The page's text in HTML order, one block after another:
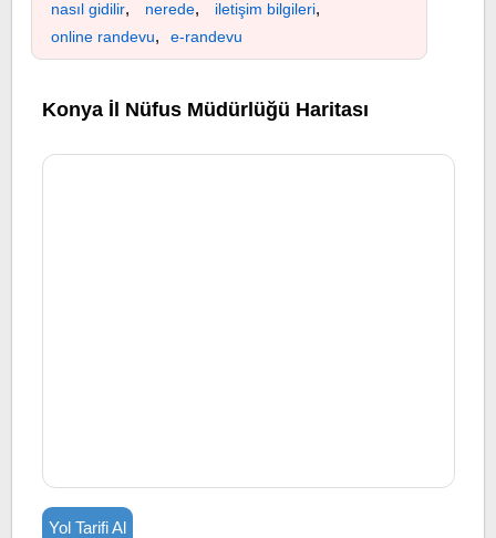
nasıl gidilir, nerede, iletişim bilgileri,
online randevu, e-randevu
Konya İl Nüfus Müdürlüğü Haritası
Yol Tarifi Al